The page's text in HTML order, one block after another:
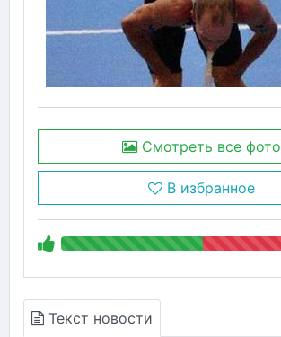
Смотреть все фото
В избранное
Текст новости